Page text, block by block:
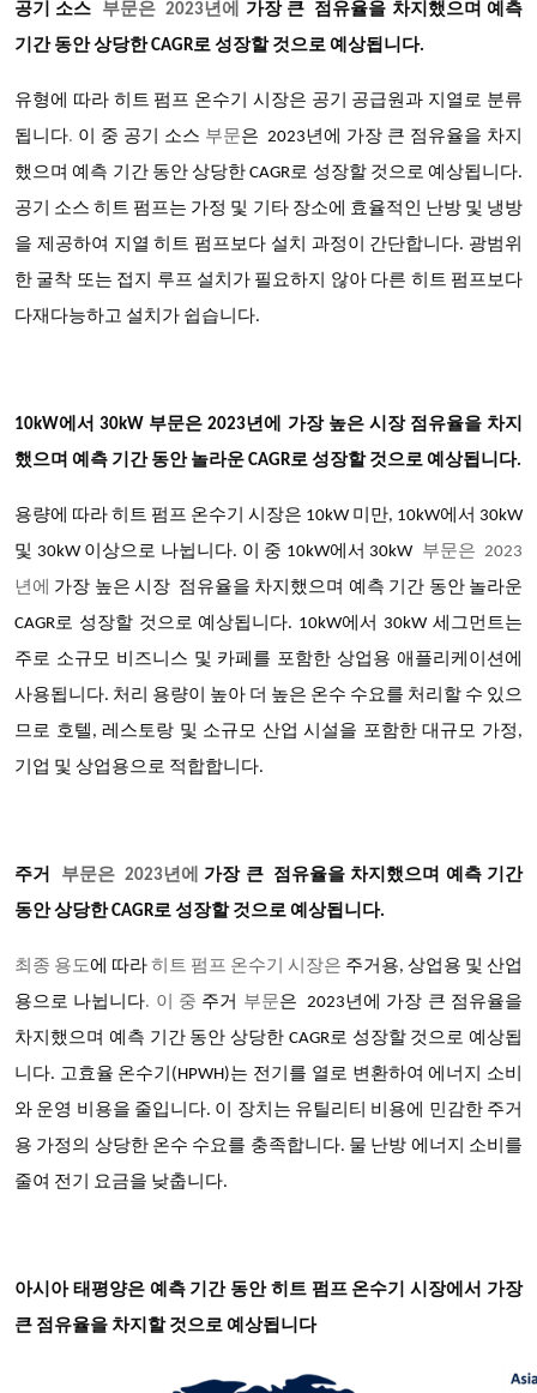
공기 소스 부문은 2023년에 가장 큰 점유율을 차지했으며예측
기간 동안 상당한 CAGR로 성장할 것으로 예상됩니다.
유형에 따라 히트 펌프 온수기 시장은 공기 공급원과 지열로 분류
됩니다. 이 중 공기 소스 부문은 2023년에 가장 큰 점유율을 차지
했으며 예측 기간 동안 상당한 CAGR로 성장할 것으로 예상됩니다.
공기 소스 히트 펌프는 가정 및 기타 장소에 효율적인 난방 및 냉방
을 제공하여 지열 히트 펌프보다 설치 과정이 간단합니다. 광범위
한 굴착 또는 접지 루프 설치가 필요하지 않아 다른 히트 펌프보다
다재다능하고 설치가 쉽습니다.
10kW에서 30kW 부문은 2023년에 가장 높은 시장 점유율을 차지
했으며 예측 기간 동안 놀라운 CAGR로 성장할 것으로 예상됩니다.
용량에 따라 히트 펌프 온수기 시장은 10kW 미만, 10kW에서 30kW
및 30kW 이상으로 나뉩니다. 이 중 10kW에서 30kW 부문은 2023
년에 가장 높은 시장 점유율을 차지했으며 예측 기간 동안 놀라운
CAGR로 성장할 것으로 예상됩니다. 10kW에서 30kW 세그먼트는
주로 소규모 비즈니스 및 카페를 포함한 상업용 애플리케이션에
사용됩니다. 처리 용량이 높아 더 높은 온수 수요를 처리할 수 있으
므로 호텔, 레스토랑 및 소규모 산업 시설을 포함한 대규모 가정,
기업 및 상업용으로 적합합니다.
주거 부문은 2023년에 가장 큰 점유율을 차지했으며 예측 기간
동안 상당한 CAGR로 성장할 것으로 예상됩니다.
최종 용도에 따라 히트 펌프 온수기 시장은 주거용, 상업용 및 산업
용으로 나뉩니다. 이 중 주거 부문은
2023년에 가장 큰 점유율을
차지했으며 예측 기간 동안 상당한 CAGR로 성장할 것으로 예상됩
니다. 고효율 온수기(HPWH)는 전기를 열로 변환하여 에너지 소비
와 운영 비용을 줄입니다. 이 장치는 유틸리티 비용에 민감한 주거
용 가정의 상당한 온수 수요를 충족합니다. 물 난방 에너지 소비를
줄여 전기 요금을 낮춥니다.
아시아 태평양은 예측 기간 동안 히트 펌프 온수기 시장에서 가장
큰 점유율을 차지할 것으로 예상됩니다